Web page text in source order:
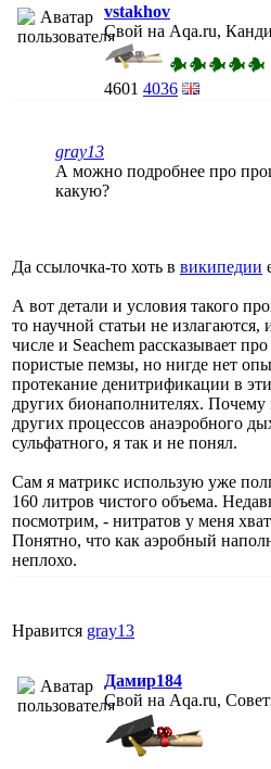
vstakhov
Свой на Aqa.ru,
4601 4036
gray13
А можно подробнее про
какую?
Да ссылочка-то хоть в википедии
А вот детали и условия такого
то научной статьи не
числе и Seachem рассказывает
пористые пемзы, но нигде нет
протекание денитрификации в
других бионаполнителях.
других процессов анаэробного
сульфатного, я так и не понял.
Сам я матрикс использую уже
160 литров чистого объема.
посмотрим, - нитратов у меня
Понятно, что как аэробный
неплохо.
Нравится gray13
Дамир184
Свой на Aqa.ru,